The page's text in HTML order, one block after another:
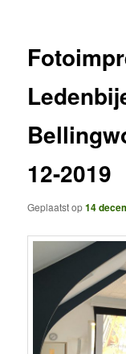
12-2019
Geplaatst op14